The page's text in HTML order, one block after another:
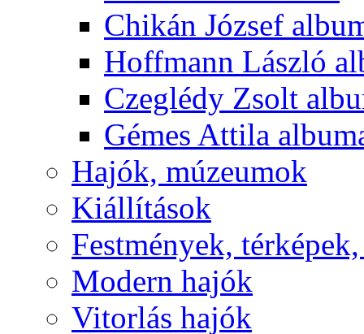
Chikán József
Hoffmann László
Czeglédy Zsolt
Gémes Attila
Hajók, múzeumok
Kiállítások
Festmények,
Modern hajók
Vitorlás hajók